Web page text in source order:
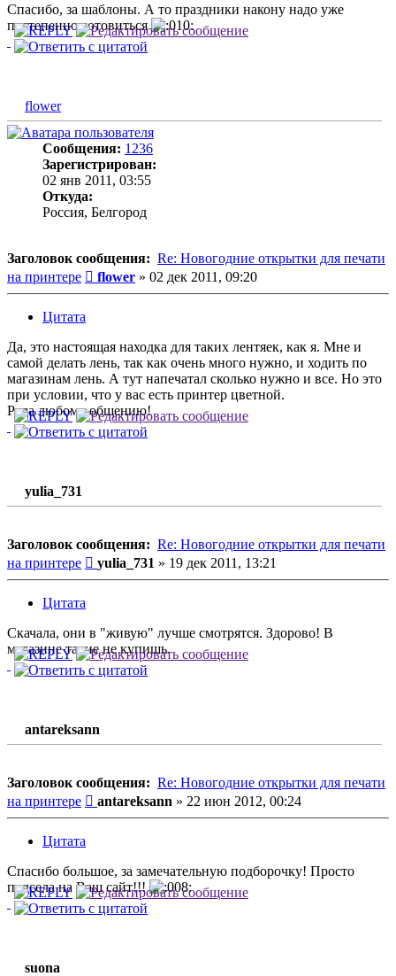
Спасибо, за шаблоны. А то праздники накону надо уже
постепенно готовиться
flower
Сообщения: 1236
Зарегистрирован:
02 янв 2011, 03:55
Откуда:
Россия, Белгород
Заголовок сообщения: Re: Новогодние открытки для печати
на принтере
Сообщение
flower » 02 дек 2011, 09:20
Цитата
Да, это настоящая находка для таких лентяек, как я. Мне и
самой делать лень, так как очень много нужно, и ходить по
магазинам лень. А тут напечатал сколько нужно и все. Но это
при условии, что у вас есть принтер цветной.
Рада любому общению!
yulia_731
Заголовок сообщения: Re: Новогодние открытки для печати
на принтере
Сообщение
yulia_731 » 19 дек 2011, 13:21
Цитата
Скачала, они в "живую" лучше смотрятся. Здорово! В
магазине такие не купишь.
antareksann
Заголовок сообщения: Re: Новогодние открытки для печати
на принтере
Сообщение
antareksann » 22 июн 2012, 00:24
Цитата
Спасибо большое, за замечательную подборочку! Просто
подсела на Ваш сайт!!!
suona